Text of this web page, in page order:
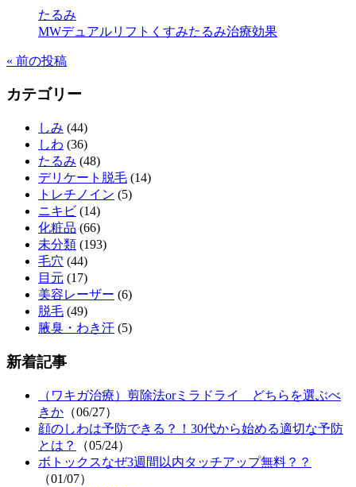
たるみ
MWデュアルリフト くすみたるみ治療効果
« 前の投稿
カテゴリー
しみ (44)
しわ (36)
たるみ (48)
デリケート脱毛 (14)
トレチノイン (5)
ニキビ (14)
化粧品 (66)
未分類 (193)
毛穴 (44)
目元 (17)
美容レーザー (6)
脱毛 (49)
腋臭・わき汗 (5)
新着記事
（ワキガ治療）剪除法orミラドライ どちらを選ぶべ
きか （06/27）
顔のしわは予防できる？！30代から始める適切な予防
とは？
（05/24）
ボトックスなぜ3週間以内タッチアップ無料？？
（01/07）